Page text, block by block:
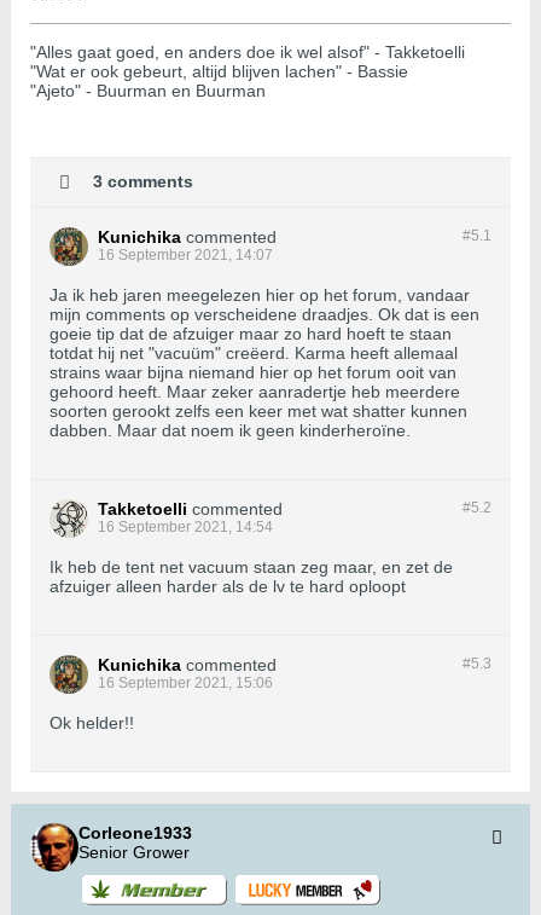
"Alles gaat goed, en anders doe ik wel alsof" - Takketoelli
"Wat er ook gebeurt, altijd blijven lachen" - Bassie
"Ajeto" - Buurman en Buurman
3 comments
#5.1
Kunichika commented
16 September 2021, 14:07
Ja ik heb jaren meegelezen hier op het forum, vandaar
mijn comments op verscheidene draadjes. Ok dat is een
goeie tip dat de afzuiger maar zo hard hoeft te staan
totdat hij net "vacuüm" creëerd. Karma heeft allemaal
strains waar bijna niemand hier op het forum ooit van
gehoord heeft. Maar zeker aanradertje heb meerdere
soorten gerookt zelfs een keer met wat shatter kunnen
dabben. Maar dat noem ik geen kinderheroïne.
#5.2
Takketoelli commented
16 September 2021, 14:54
Ik heb de tent net vacuum staan zeg maar, en zet de
afzuiger alleen harder als de lv te hard oploopt
#5.3
Kunichika commented
16 September 2021, 15:06
Ok helder!!
Corleone1933
Senior Grower